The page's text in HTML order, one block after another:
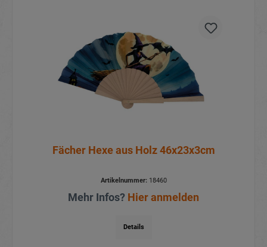
Fächer Hexe aus Holz 46x23x3cm
Artikelnummer:18460
Mehr Infos? Hier anmelden
Details